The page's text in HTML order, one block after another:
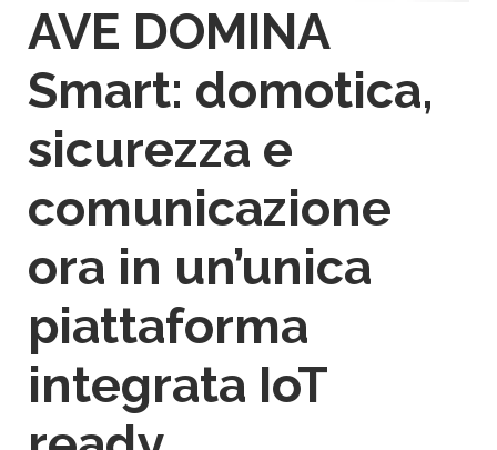
AVE DOMINA
Smart: domotica,
sicurezza e
comunicazione
ora in un’unica
piattaforma
integrata IoT